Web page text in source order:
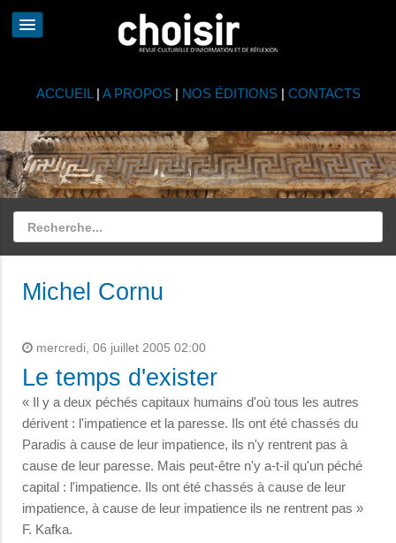
ACCUEIL | A PROPOS| NOS ÉDITIONS| CONTACTS
Michel Cornu
mercredi, 06 juillet 2005 02:00
Le temps d'exister
« Il y a deux péchés capitaux humains d'où tous les autres
dérivent : l'impatience et la paresse. Ils ont été chassés du
Paradis à cause de leur impatience, ils n'y rentrent pas à
cause de leur paresse. Mais peut-être n'y a-t-il qu'un péché
capital : l'impatience. Ils ont été chassés à cause de leur
impatience, à cause de leur impatience ils ne rentrent pas »
F. Kafka.